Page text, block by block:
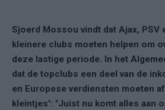
Sjoerd Mossou vindt dat Ajax, PSV
kleinere clubs moeten helpen om
deze lastige periode. In het
dat de topclubs een deel van de
en Europese verdiensten moeten
kleintjes': "Juist nu komt alles aan